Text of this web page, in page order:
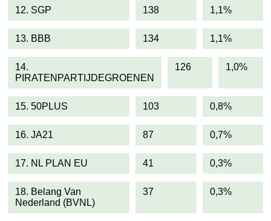
12. SGP 138 1,1%
13. BBB 134 1,1%
14.
PIRATENPARTIJDEGROENEN
126 1,0%
15. 50PLUS 103 0,8%
16. JA21 87 0,7%
17. NL PLAN EU 41 0,3%
18. Belang Van
Nederland (BVNL)
37 0,3%